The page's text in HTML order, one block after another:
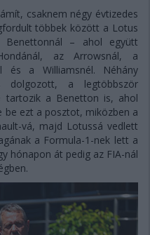
csaknem négy évtizedes
többek között a Lotus
Benettonnál – ahol együtt
az Arrowsnál, a
és a Williamsnél. Néhány
dolgozott, a legtöbbször
tartozik a Benetton is, ahol
ezt a posztot, miközben a
vá, majd Lotussá vedlett
a Formula-1-nek lett a
hónapon át pedig az FIA-nál